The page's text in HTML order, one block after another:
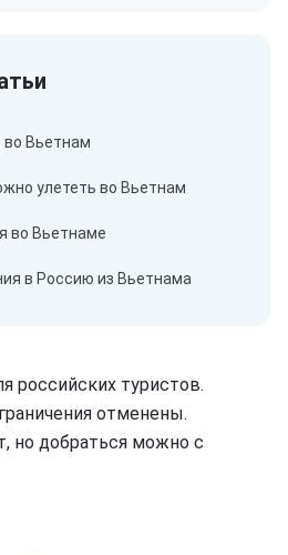
во Вьетнам
улететь во Вьетнам
во Вьетнаме
в Россию из Вьетнама
российских туристов.
отменены.
но добраться можно с